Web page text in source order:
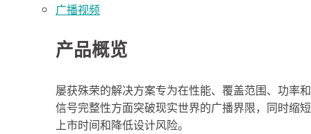
广播视频
产品概览
屡获殊荣的解决方案专为在性能、覆盖范围、功率和
信号完整性方面突破现实世界的广播界限，同时缩短
上市时间和降低设计风险。